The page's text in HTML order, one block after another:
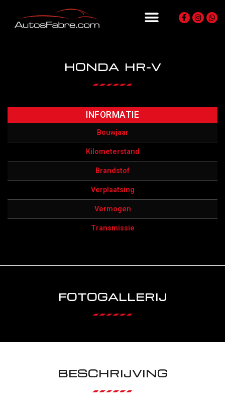
HONDA HR-V
INFORMATIE
Bouwjaar
Kilometerstand
Brandstof
Verplaatsing
Vermogen
Transmissie
FOTOGALLERIJ
BESCHRIJVING